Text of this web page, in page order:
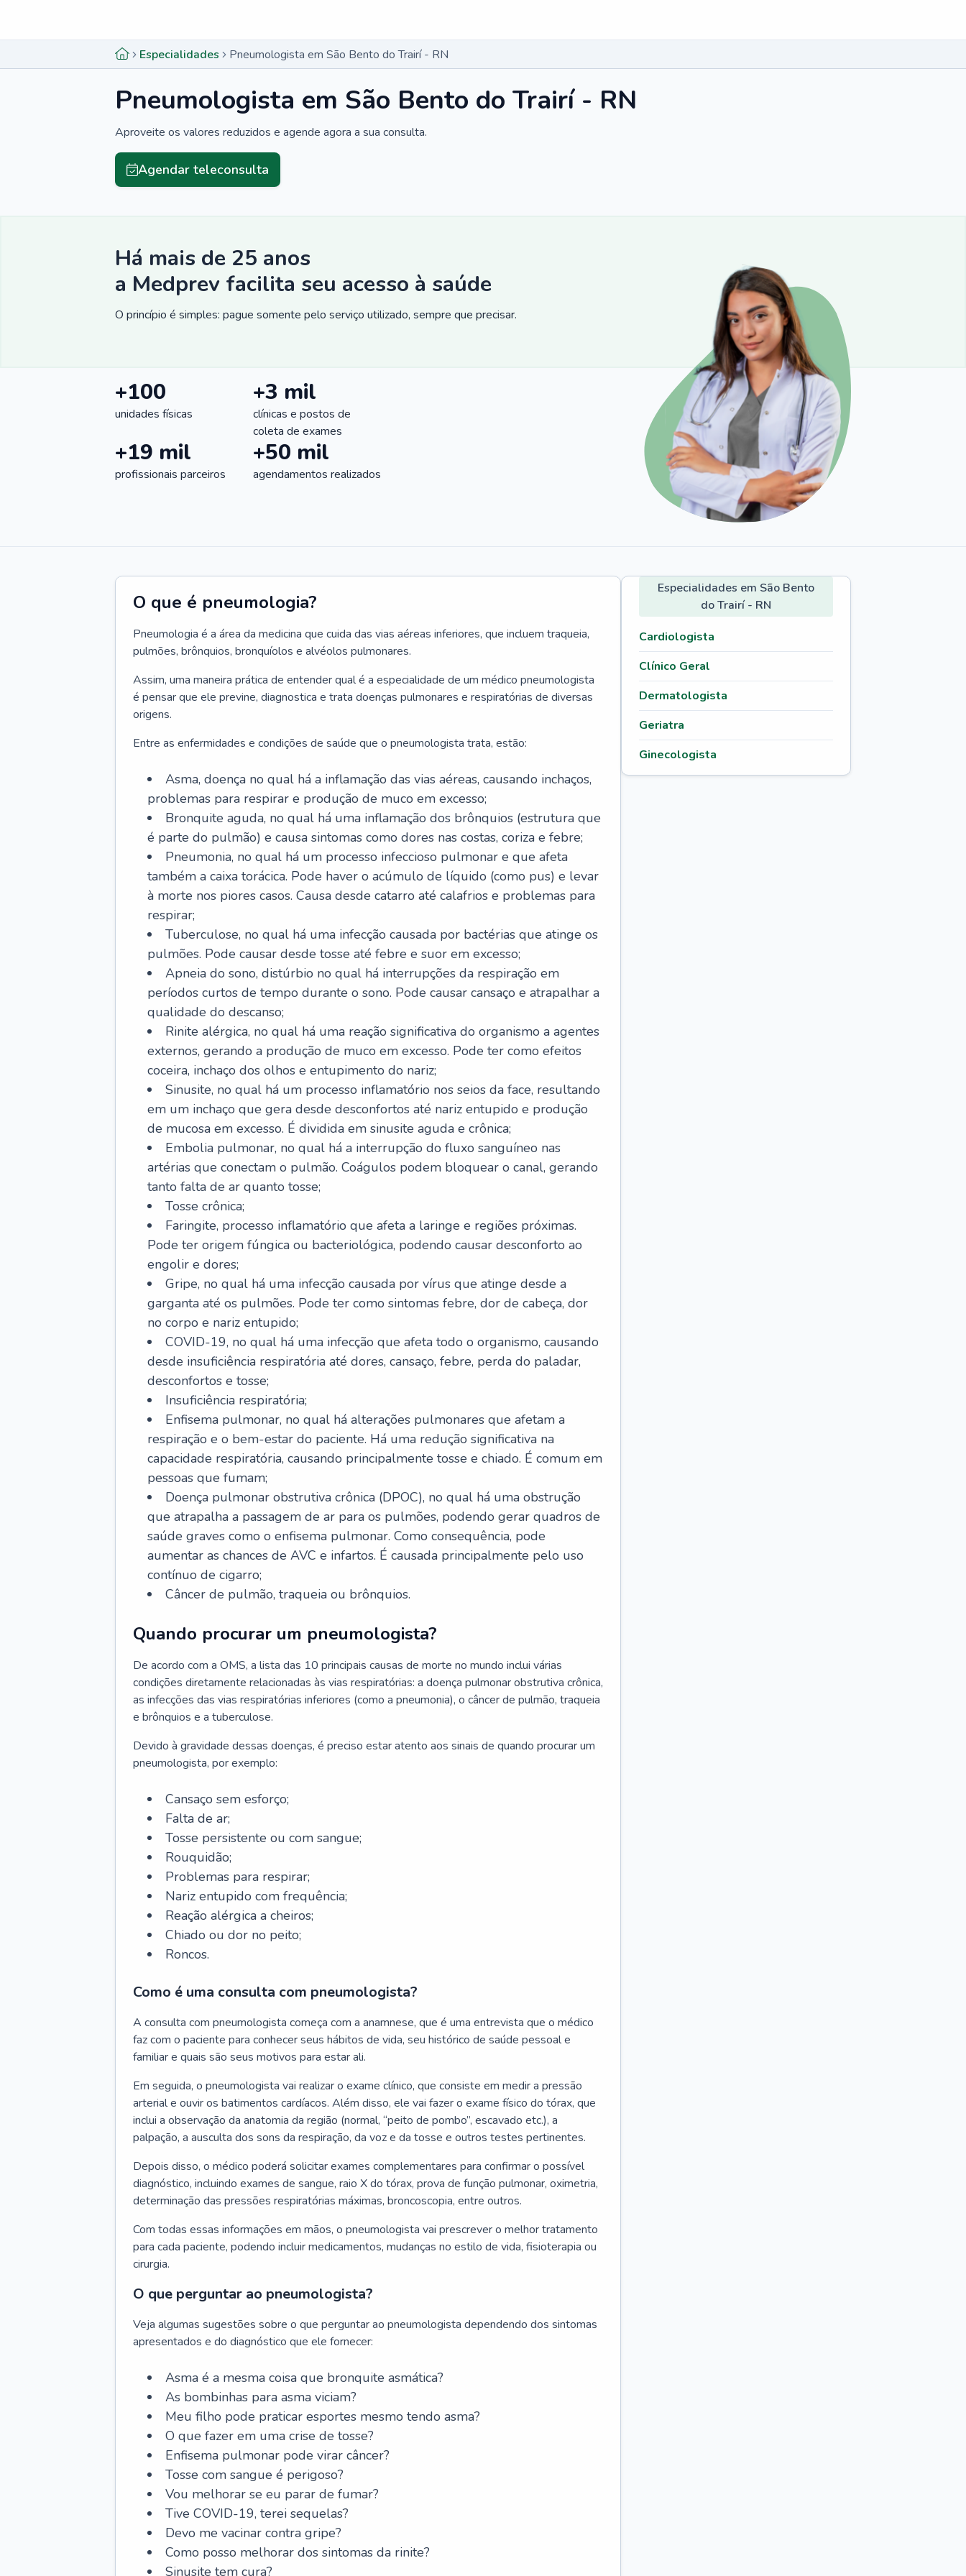
Especialidades Pneumologista em São Bento do Trairí - RN
Pneumologista em São Bento do Trairí - RN
Aproveite os valores reduzidos e agende agora a sua consulta.
Agendar teleconsulta
Há mais de 25 anos
a Medprev facilita seu acesso à saúde
O princípio é simples: pague somente pelo serviço utilizado, sempre que precisar.
+100
unidades físicas
+3 mil
clínicas e postos de
coleta de exames
+19 mil
profissionais parceiros
+50 mil
agendamentos realizados
O que é pneumologia?
Pneumologia é a área da medicina que cuida das vias aéreas inferiores, que incluem traqueia,
pulmões, brônquios, bronquíolos e alvéolos pulmonares.
Assim, uma maneira prática de entender qual é a especialidade de um médico pneumologista
é pensar que ele previne, diagnostica e trata doenças pulmonares e respiratórias de diversas
origens.
Entre as enfermidades e condições de saúde que o pneumologista trata, estão:
Asma, doença no qual há a inflamação das vias aéreas, causando inchaços,
problemas para respirar e produção de muco em excesso;
Bronquite aguda, no qual há uma inflamação dos brônquios (estrutura que
é parte do pulmão) e causa sintomas como dores nas costas, coriza e febre;
Pneumonia, no qual há um processo infeccioso pulmonar e que afeta
também a caixa torácica. Pode haver o acúmulo de líquido (como pus) e levar
à morte nos piores casos. Causa desde catarro até calafrios e problemas para
respirar;
Tuberculose, no qual há uma infecção causada por bactérias que atinge os
pulmões. Pode causar desde tosse até febre e suor em excesso;
Apneia do sono, distúrbio no qual há interrupções da respiração em
períodos curtos de tempo durante o sono. Pode causar cansaço e atrapalhar a
qualidade do descanso;
Rinite alérgica, no qual há uma reação significativa do organismo a agentes
externos, gerando a produção de muco em excesso. Pode ter como efeitos
coceira, inchaço dos olhos e entupimento do nariz;
Sinusite, no qual há um processo inflamatório nos seios da face, resultando
em um inchaço que gera desde desconfortos até nariz entupido e produção
de mucosa em excesso. É dividida em sinusite aguda e crônica;
Embolia pulmonar, no qual há a interrupção do fluxo sanguíneo nas
artérias que conectam o pulmão. Coágulos podem bloquear o canal, gerando
tanto falta de ar quanto tosse;
Tosse crônica;
Faringite, processo inflamatório que afeta a laringe e regiões próximas.
Pode ter origem fúngica ou bacteriológica, podendo causar desconforto ao
engolir e dores;
Gripe, no qual há uma infecção causada por vírus que atinge desde a
garganta até os pulmões. Pode ter como sintomas febre, dor de cabeça, dor
no corpo e nariz entupido;
COVID-19, no qual há uma infecção que afeta todo o organismo, causando
desde insuficiência respiratória até dores, cansaço, febre, perda do paladar,
desconfortos e tosse;
Insuficiência respiratória;
Enfisema pulmonar, no qual há alterações pulmonares que afetam a
respiração e o bem-estar do paciente. Há uma redução significativa na
capacidade respiratória, causando principalmente tosse e chiado. É comum em
pessoas que fumam;
Doença pulmonar obstrutiva crônica (DPOC), no qual há uma obstrução
que atrapalha a passagem de ar para os pulmões, podendo gerar quadros de
saúde graves como o enfisema pulmonar. Como consequência, pode
aumentar as chances de AVC e infartos. É causada principalmente pelo uso
contínuo de cigarro;
Câncer de pulmão, traqueia ou brônquios.
Quando procurar um pneumologista?
De acordo com a OMS, a lista das 10 principais causas de morte no mundo inclui várias
condições diretamente relacionadas às vias respiratórias: a doença pulmonar obstrutiva crônica,
as infecções das vias respiratórias inferiores (como a pneumonia), o câncer de pulmão, traqueia
e brônquios e a tuberculose.
Devido à gravidade dessas doenças, é preciso estar atento aos sinais de quando procurar um
pneumologista, por exemplo:
Cansaço sem esforço;
Falta de ar;
Tosse persistente ou com sangue;
Rouquidão;
Problemas para respirar;
Nariz entupido com frequência;
Reação alérgica a cheiros;
Chiado ou dor no peito;
Roncos.
Como é uma consulta com pneumologista?
A consulta com pneumologista começa com a anamnese, que é uma entrevista que o médico
faz com o paciente para conhecer seus hábitos de vida, seu histórico de saúde pessoal e
familiar e quais são seus motivos para estar ali.
Em seguida, o pneumologista vai realizar o exame clínico, que consiste em medir a pressão
arterial e ouvir os batimentos cardíacos. Além disso, ele vai fazer o exame físico do tórax, que
inclui a observação da anatomia da região (normal, “peito de pombo”, escavado etc.), a
palpação, a ausculta dos sons da respiração, da voz e da tosse e outros testes pertinentes.
Depois disso, o médico poderá solicitar exames complementares para confirmar o possível
diagnóstico, incluindo exames de sangue, raio X do tórax, prova de função pulmonar, oximetria,
determinação das pressões respiratórias máximas, broncoscopia, entre outros.
Com todas essas informações em mãos, o pneumologista vai prescrever o melhor tratamento
para cada paciente, podendo incluir medicamentos, mudanças no estilo de vida, fisioterapia ou
cirurgia.
O que perguntar ao pneumologista?
Veja algumas sugestões sobre o que perguntar ao pneumologista dependendo dos sintomas
apresentados e do diagnóstico que ele fornecer:
Asma é a mesma coisa que bronquite asmática?
As bombinhas para asma viciam?
Meu filho pode praticar esportes mesmo tendo asma?
O que fazer em uma crise de tosse?
Enfisema pulmonar pode virar câncer?
Tosse com sangue é perigoso?
Vou melhorar se eu parar de fumar?
Tive COVID-19, terei sequelas?
Devo me vacinar contra gripe?
Como posso melhorar dos sintomas da rinite?
Sinusite tem cura?
Especialidades em São Bento
do Trairí - RN
Cardiologista
Clínico Geral
Dermatologista
Geriatra
Ginecologista